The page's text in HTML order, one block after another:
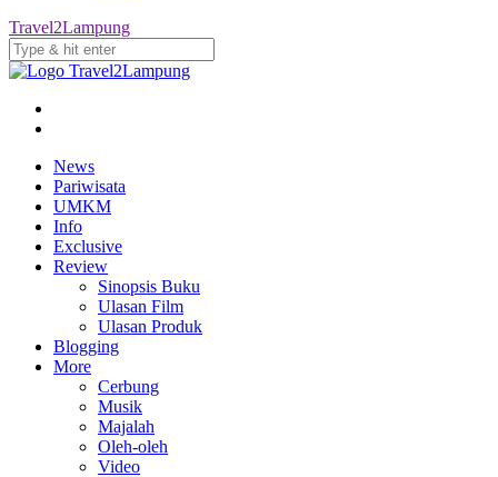
Travel2Lampung
News
Pariwisata
UMKM
Info
Exclusive
Review
Sinopsis Buku
Ulasan Film
Ulasan Produk
Blogging
More
Cerbung
Musik
Majalah
Oleh-oleh
Video